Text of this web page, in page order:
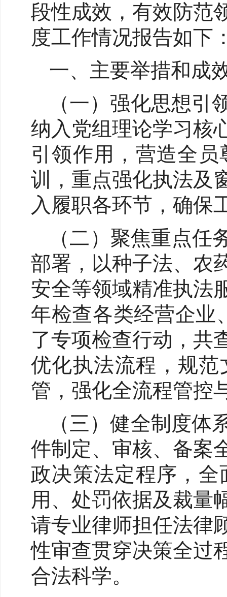
段性成效，有效防范
度工作情况报告如下
一、主要举措和成
（一）强化思想
纳入党组理论学习核
引领作用，营造全
训，重点强化执法及
入履职各环节，确保
（二）聚焦重点
部署，以种子法、农
安全等领域精准执法
年检查各类经营企业
了专项检查行动，共
优化执法流程，规
管，强化全流程管控
（三）健全制度
件制定、审核、备案
政决策法定程序，
用、处罚依据及裁量
请专业律师担任法律
性审查贯穿决策全过
合法科学。